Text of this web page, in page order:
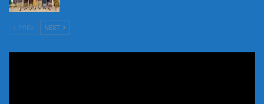
PREV NEXT